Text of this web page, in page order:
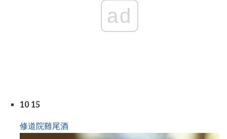
ad
10 15
修道院雞尾酒